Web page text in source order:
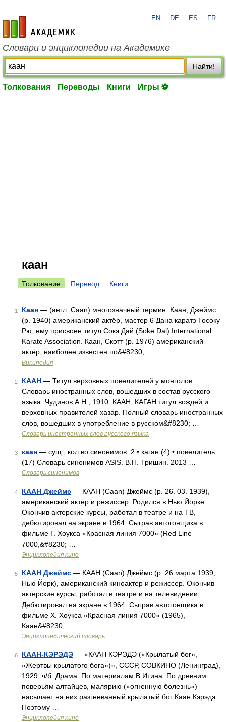
academic.ru
EN DE ES FR
Словари и энциклопедии на Академике
Найти!
Толкования Переводы Книги Игры ⚽
каан
Толкование Перевод Книги
1 Каан — (англ. Caan) многозначный термин. Каан, Джеймс
(р. 1940) американский актёр, мастер 6 Дана каратэ Госоку
Рю, ему присвоен титул Сокэ Дай (Soke Dai) International
Karate Association. Каан, Скотт (р. 1976) американский
актёр, наиболее известен по&#8230; …
Википедия
2 КААН — Титул верховных повелителей у монголов.
Словарь иностранных слов, вошедших в состав русского
языка. Чудинов А.Н., 1910. КААН, КАГАН титул вождей и
верховных правителей хазар. Полный словарь иностранных
слов, вошедших в употребление в русском&#8230; …
Словарь иностранных слов русского языка
3 каан — сущ., кол во синонимов: 2 • каган (4) • повелитель
(17) Словарь синонимов ASIS. В.Н. Тришин. 2013 …
Словарь синонимов
4 КААН Джеймс — КААН (Caan) Джеймс (р. 26. 03. 1939),
американский актер и режиссер. Родился в Нью Йорке.
Окончив актерские курсы, работал в театре и на ТВ,
дебютировал на экране в 1964. Сыграв автогонщика в
фильме Г. Хоукса «Красная линия 7000» (Red Line
7000,&#8230; …
Энциклопедия кино
5 КААН Джеймс — КААН (Caan) Джеймс (р. 26 марта 1939,
Нью Йорк), американский киноактер и режиссер. Окончив
актерские курсы, работал в театре и на телевидении.
Дебютировал на экране в 1964. Сыграв автогонщика в
фильме Х. Хоукса «Красная линия 7000» (1965),
Каан&#8230; …
Энциклопедический словарь
6 КААН-КЭРЭДЭ — «КААН КЭРЭДЭ («Крылатый бог»,
«Жертвы крылатого бога»)», СССР, СОВКИНО (Ленинград),
1929, ч/б. Драма. По материалам В.Итина. По древним
поверьям алтайцев, малярию («огненную болезнь»)
насылает на них разгневанный крылатый бог Каан Кэрэдэ.
Поэтому …
Энциклопедия кино